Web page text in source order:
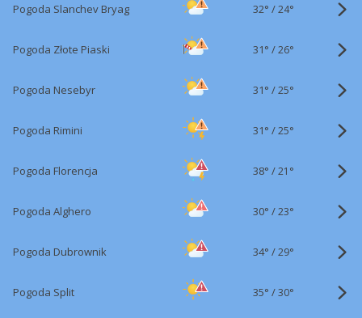
Pogoda Slanchev Bryag 32° /24°
Pogoda Złote Piaski 31° /26°
Pogoda Nesebyr 31° /25°
Pogoda Rimini 31° /25°
Pogoda Florencja 38° /21°
Pogoda Alghero 30° /23°
Pogoda Dubrownik 34° /29°
Pogoda Split 35° /30°